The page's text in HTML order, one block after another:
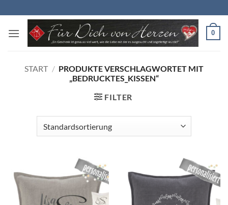
Inhalt
springen
0
START / PRODUKTE VERSCHLAGWORTET MIT
„BEDRUCKTES_KISSEN“
FILTER